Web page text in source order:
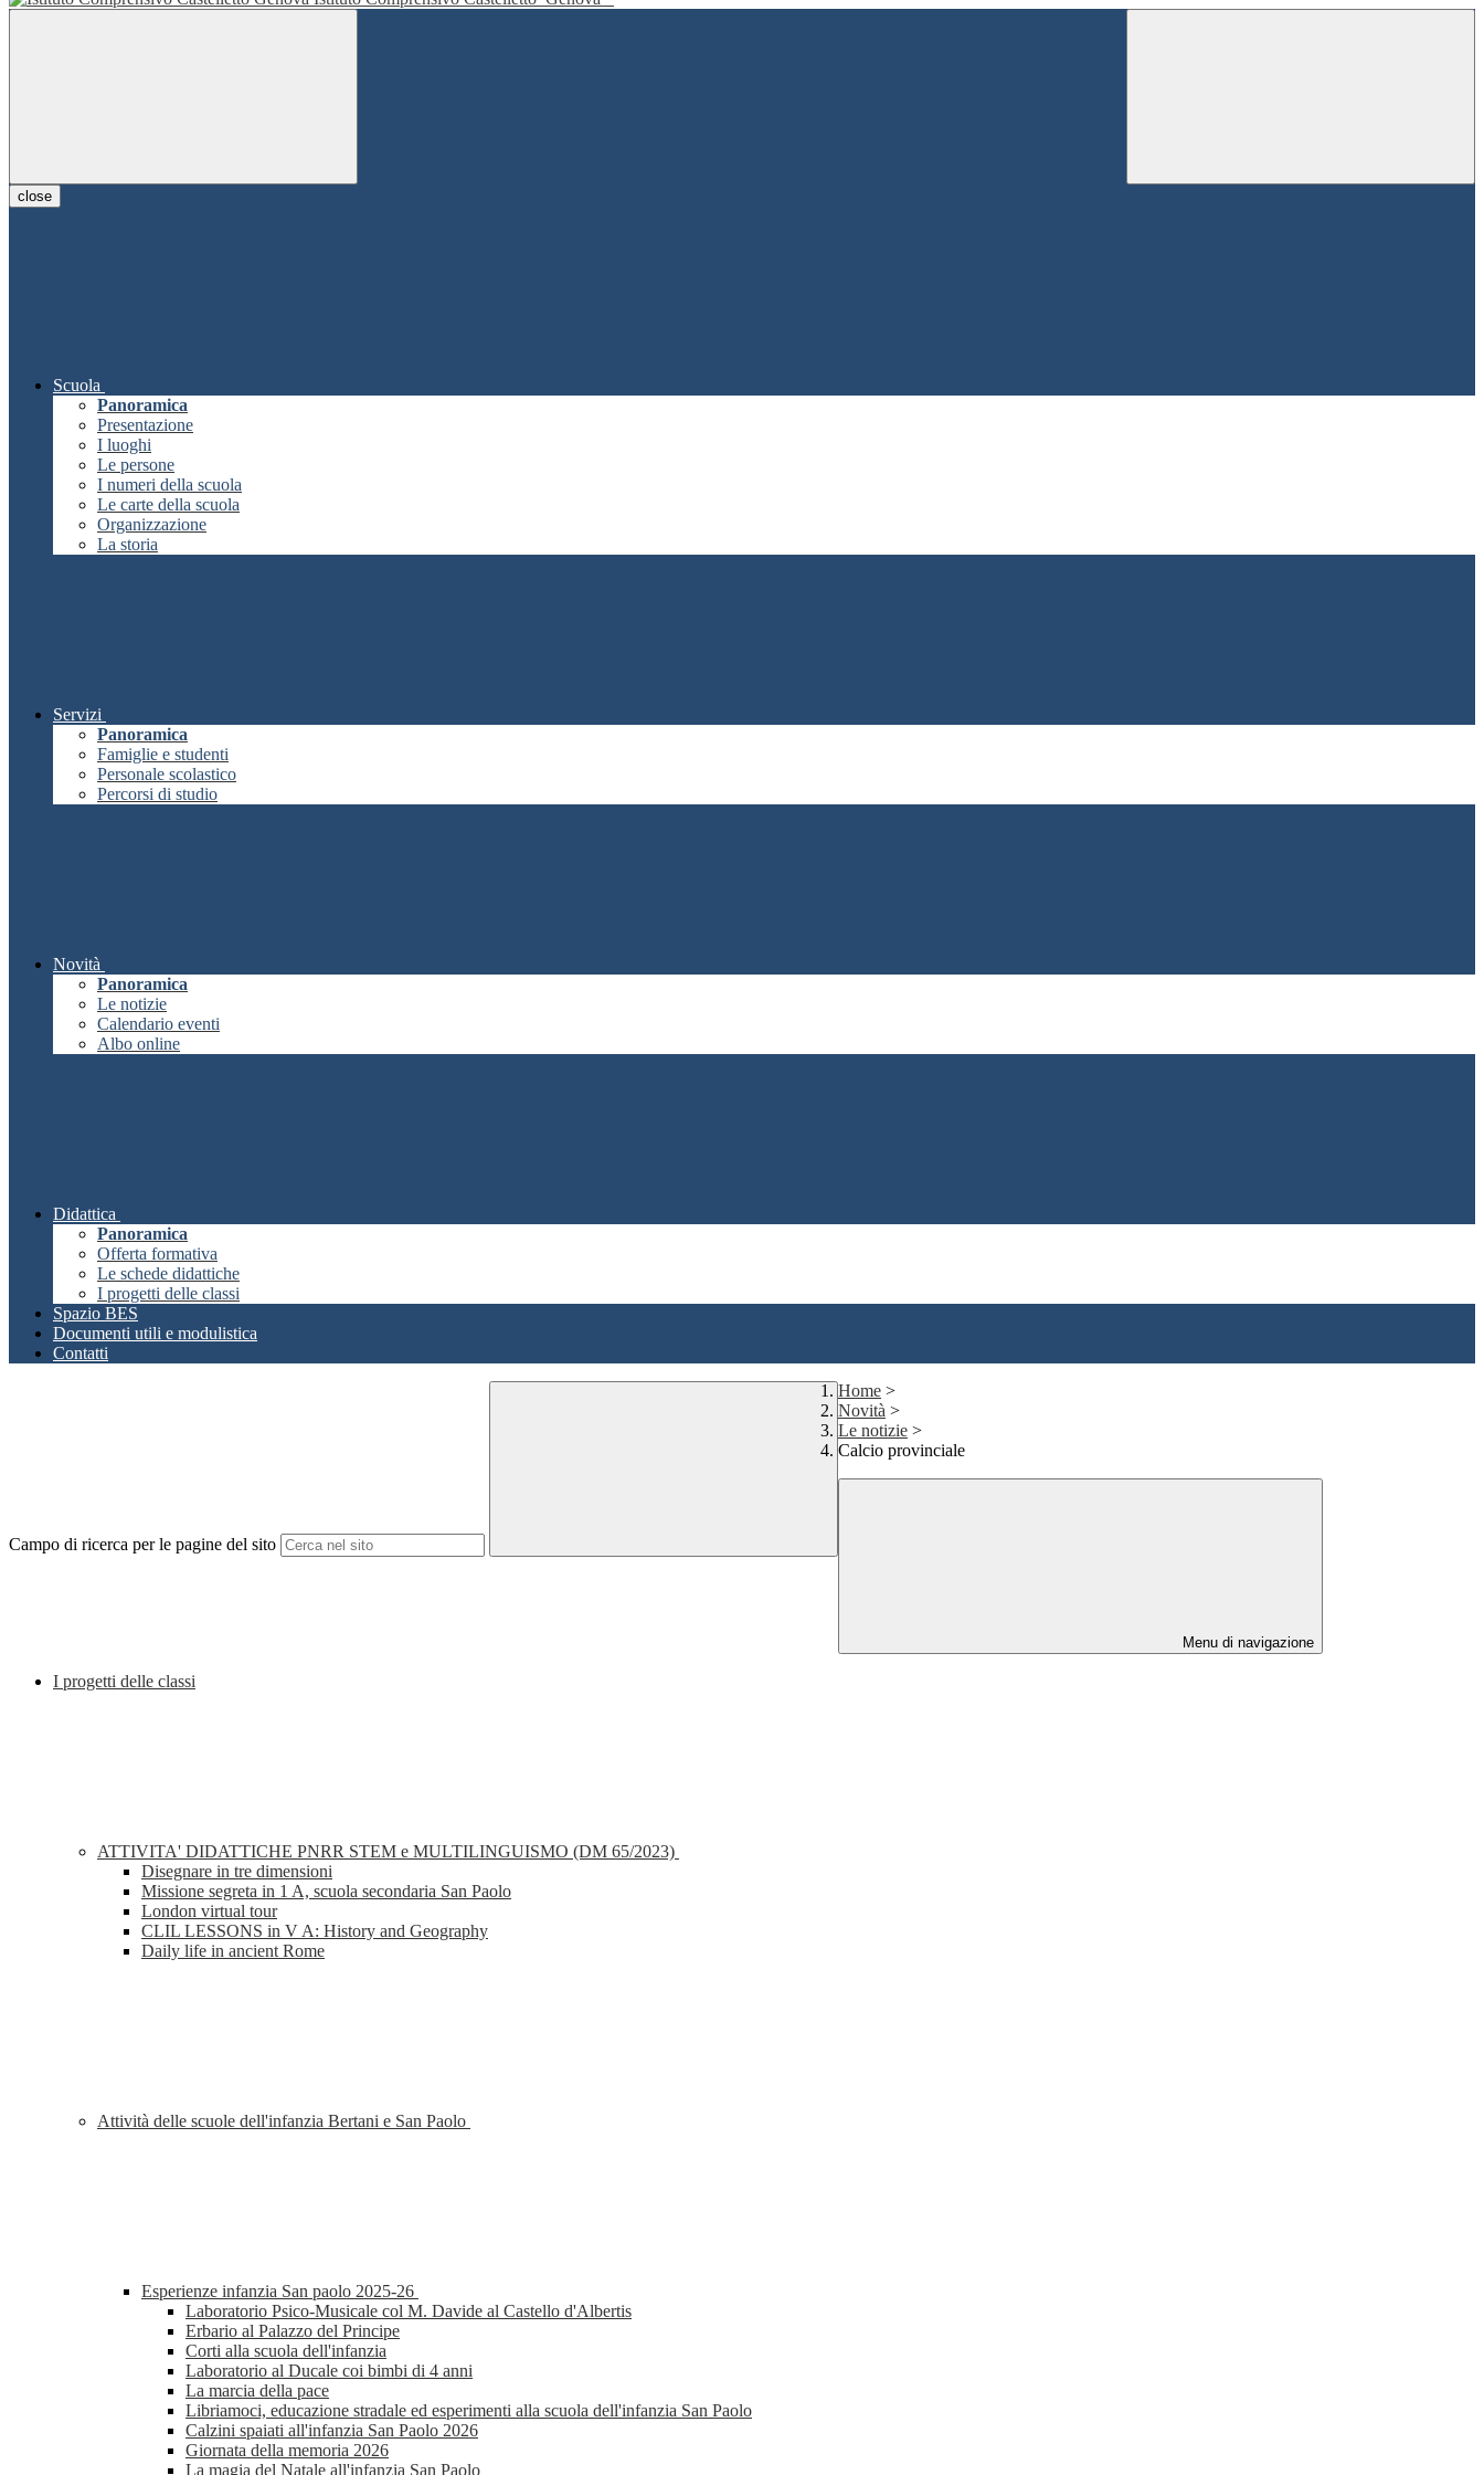
close
Scuola
Panoramica
Presentazione
I luoghi
Le persone
I numeri della scuola
Le carte della scuola
Organizzazione
La storia
Servizi
Panoramica
Famiglie e studenti
Personale scolastico
Percorsi di studio
Novità
Panoramica
Le notizie
Calendario eventi
Albo online
Didattica
Panoramica
Offerta formativa
Le schede didattiche
I progetti delle classi
Spazio BES
Documenti utili e modulistica
Contatti
Campo di ricerca per le pagine del sito
Home >
Novità >
Le notizie >
Calcio provinciale
Menu di navigazione
I progetti delle classi
ATTIVITA' DIDATTICHE PNRR STEM e MULTILINGUISMO (DM 65/2023)
Disegnare in tre dimensioni
Missione segreta in 1 A, scuola secondaria San Paolo
London virtual tour
CLIL LESSONS in V A: History and Geography
Daily life in ancient Rome
Attività delle scuole dell'infanzia Bertani e San Paolo
Esperienze infanzia San paolo 2025-26
Laboratorio Psico-Musicale col M. Davide al Castello d'Albertis
Erbario al Palazzo del Principe
Corti alla scuola dell'infanzia
Laboratorio al Ducale coi bimbi di 4 anni
La marcia della pace
Libriamoci, educazione stradale ed esperimenti alla scuola dell'infanzia San Paolo
Calzini spaiati all'infanzia San Paolo 2026
Giornata della memoria 2026
La magia del Natale all'infanzia San Paolo